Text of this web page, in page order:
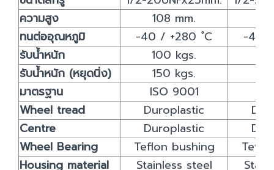
ความสูง
108 mm.
ทนต่ออุณหภูมิ
-40 / +280 ํC
-40
รับน้ำหนัก
100 kgs.
รับน้ำหนัก (หยุดนิ่ง)
150 kgs.
มาตรฐาน
ISO 9001
Wheel tread
Duroplastic
Centre
Duroplastic
Wheel Bearing
Teflon bushing
Housing material
Stainless steel